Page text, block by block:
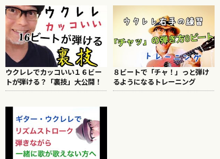
ウクレレでカッコいい１６ビー
トが弾ける？「裏技」大公開！
８ビートで「チャ！」っと弾け
るようになるトレーニング